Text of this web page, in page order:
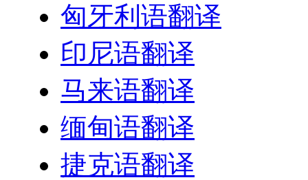
匈牙利语翻译
印尼语翻译
马来语翻译
缅甸语翻译
捷克语翻译